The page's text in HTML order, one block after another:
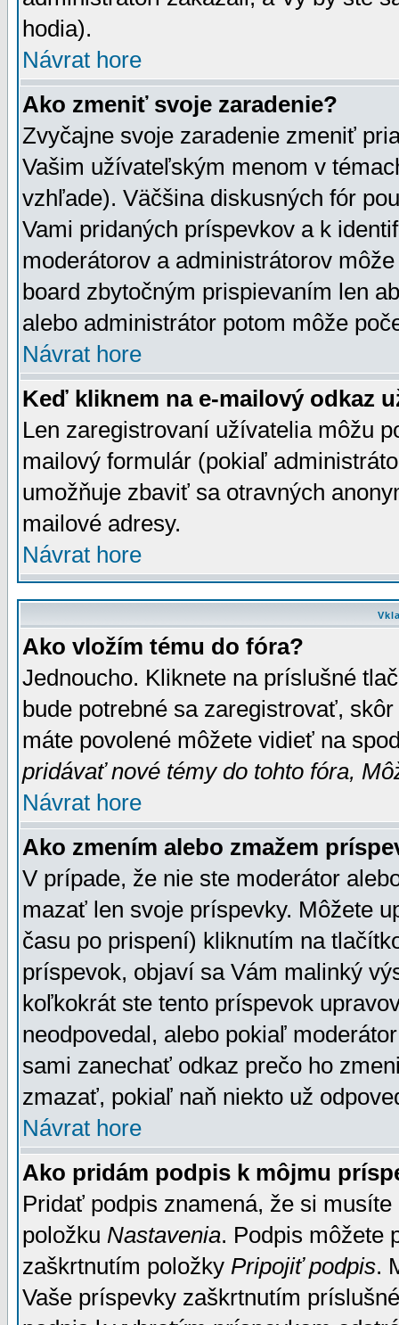
hodia).
Návrat hore
Ako zmeniť svoje zaradenie?
Zvyčajne svoje zaradenie zmeniť
Vašim užívateľským menom v
vzhľade). Väčšina diskusných fór
Vami pridaných príspevkov a k
moderátorov a administrátorov
board zbytočným prispievaním len
alebo administrátor potom môže
Návrat hore
Keď kliknem na e-mailový odkaz
Len zaregistrovaní užívatelia môžu
mailový formulár (pokiaľ
umožňuje zbaviť sa otravných
mailové adresy.
Návrat hore
Ako vložím tému do fóra?
Jednoucho. Kliknete na príslušné
bude potrebné sa zaregistrovať,
máte povolené môžete vidieť na
pridávať nové témy do tohto fóra,
Návrat hore
Ako zmením alebo zmažem
V prípade, že nie ste moderátor
mazať len svoje príspevky. Môžete
času po prispení) kliknutím na
príspevok, objaví sa Vám malinký
koľkokrát ste tento príspevok
neodpovedal, alebo pokiaľ
sami zanechať odkaz prečo ho
zmazať, pokiaľ naň niekto už
Návrat hore
Ako pridám podpis k môjmu
Pridať podpis znamená, že si
položku Nastavenia. Podpis môžete
zaškrtnutím položky Pripojiť podpis.
Vaše príspevky zaškrtnutím